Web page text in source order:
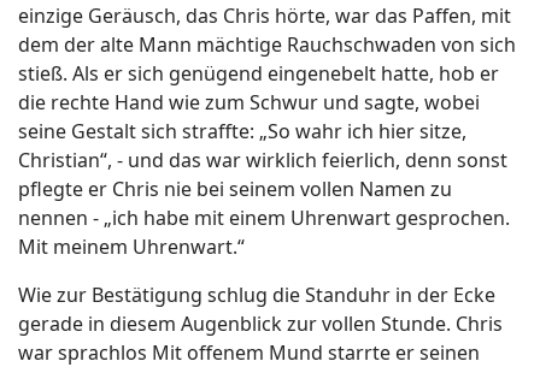
einzige Geräusch, das Chris hörte, war das Paffen, mit
dem der alte Mann mächtige Rauchschwaden von sich
stieß. Als er sich genügend eingenebelt hatte, hob er
die rechte Hand wie zum Schwur und sagte, wobei
seine Gestalt sich straffte: „So wahr ich hier sitze,
Christian“, - und das war wirklich feierlich, denn sonst
pflegte er Chris nie bei seinem vollen Namen zu
nennen - „ich habe mit einem Uhrenwart gesprochen.
Mit meinem Uhrenwart.“
Wie zur Bestätigung schlug die Standuhr in der Ecke
gerade in diesem Augenblick zur vollen Stunde. Chris
war sprachlos Mit offenem Mund starrte er seinen